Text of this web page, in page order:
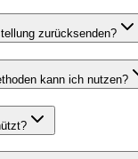
zurücksenden?
kann ich nutzen?